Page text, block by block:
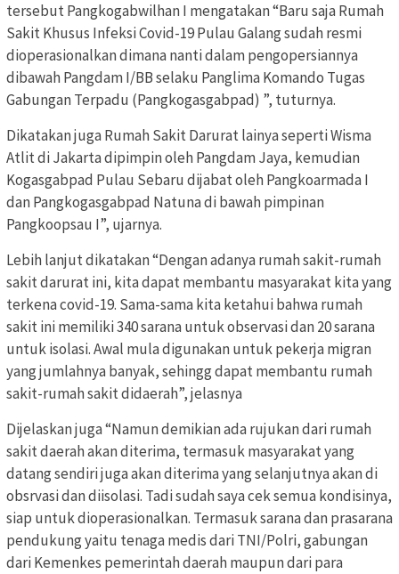
tersebut Pangkogabwilhan I mengatakan “Baru saja Rumah
Sakit Khusus Infeksi Covid-19 Pulau Galang sudah resmi
dioperasionalkan dimana nanti dalam pengopersiannya
dibawah Pangdam I/BB selaku Panglima Komando Tugas
Gabungan Terpadu (Pangkogasgabpad) ”, tuturnya.
Dikatakan juga Rumah Sakit Darurat lainya seperti Wisma
Atlit di Jakarta dipimpin oleh Pangdam Jaya, kemudian
Kogasgabpad Pulau Sebaru dijabat oleh Pangkoarmada I
dan Pangkogasgabpad Natuna di bawah pimpinan
Pangkoopsau I”, ujarnya.
Lebih lanjut dikatakan “Dengan adanya rumah sakit-rumah
sakit darurat ini, kita dapat membantu masyarakat kita yang
terkena covid-19. Sama-sama kita ketahui bahwa rumah
sakit ini memiliki 340 sarana untuk observasi dan 20 sarana
untuk isolasi. Awal mula digunakan untuk pekerja migran
yang jumlahnya banyak, sehingg dapat membantu rumah
sakit-rumah sakit didaerah”, jelasnya
Dijelaskan juga “Namun demikian ada rujukan dari rumah
sakit daerah akan diterima, termasuk masyarakat yang
datang sendiri juga akan diterima yang selanjutnya akan di
obsrvasi dan diisolasi. Tadi sudah saya cek semua kondisinya,
siap untuk dioperasionalkan. Termasuk sarana dan prasarana
pendukung yaitu tenaga medis dari TNI/Polri, gabungan
dari Kemenkes pemerintah daerah maupun dari para